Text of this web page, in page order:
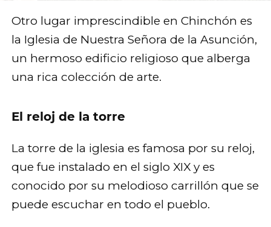
Otro lugar imprescindible en Chinchón es
la Iglesia de Nuestra Señora de la Asunción,
un hermoso edificio religioso que alberga
una rica colección de arte.
El reloj de la torre
La torre de la iglesia es famosa por su reloj,
que fue instalado en el siglo XIX y es
conocido por su melodioso carrillón que se
puede escuchar en todo el pueblo.